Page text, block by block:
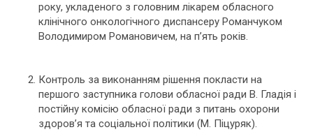
року, укладеного з головним лікарем обласного
клінічного онкологічного диспансеру Романчуком
Володимиром Романовичем, на п’ять років.
Контроль за виконанням рішення покласти на
першого заступника голови обласної ради В. Гладія і
постійну комісію обласної ради з питань охорони
здоров’я та соціальної політики (М. Піцуряк).